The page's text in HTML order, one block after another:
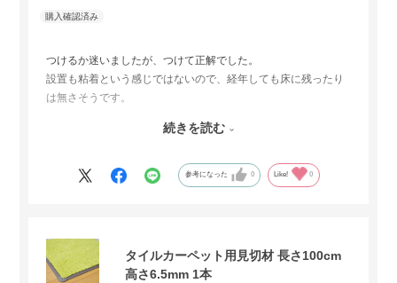
つけるか迷いましたが、つけて正解でした。
設置も粘着という感じではないので、経年しても床に残ったり
は無さそうです。
りず。。追加で1m買うのは割高なので最初から多めに買うのを
続きを読む
参考になった 0 Like! 0
タイルカーペット用見切材 長さ100cm
高さ6.5mm 1本